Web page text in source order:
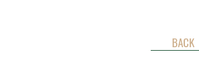
BACK